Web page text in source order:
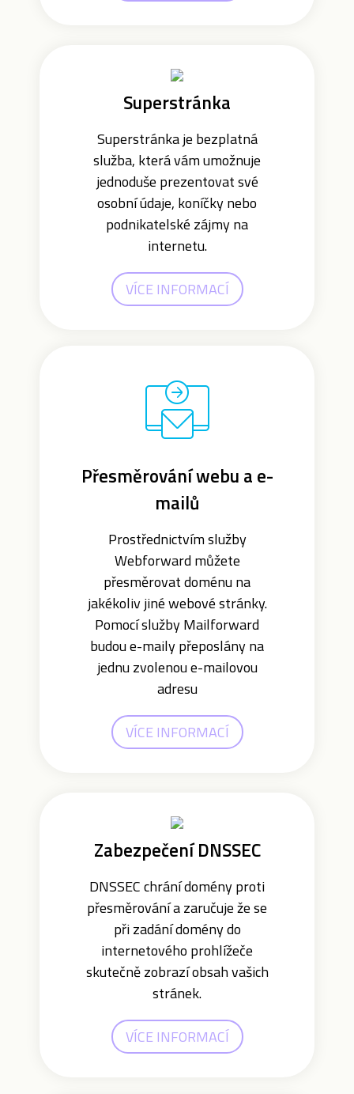
Superstránka
Superstránka je bezplatná
služba, která vám umožnuje
jednoduše prezentovat své
osobní údaje, koníčky nebo
podnikatelské zájmy na
internetu.
VÍCE INFORMACÍ
Přesměrování webu a e-
mailů
Prostřednictvím služby
Webforward můžete
přesměrovat doménu na
jakékoliv jiné webové stránky.
Pomocí služby Mailforward
budou e-maily přeposlány na
jednu zvolenou e-mailovou
adresu
VÍCE INFORMACÍ
Zabezpečení DNSSEC
DNSSEC chrání domény proti
přesměrování a zaručuje že se
při zadání domény do
internetového prohlížeče
skutečně zobrazí obsah vašich
stránek.
VÍCE INFORMACÍ